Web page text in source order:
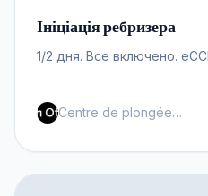
Ініціація ребризера
1/2 дня. Все включено.
Centre de plongée Tech Of Plongee